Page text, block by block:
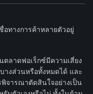
ทางการค้าหลายตัวอยู่
ตลาดฟอเร็กซ์มีความเสี่ยง
างส่วนหรือทั้งหมดได้ และ
จารณาตัดสินใจอย่างเป็น